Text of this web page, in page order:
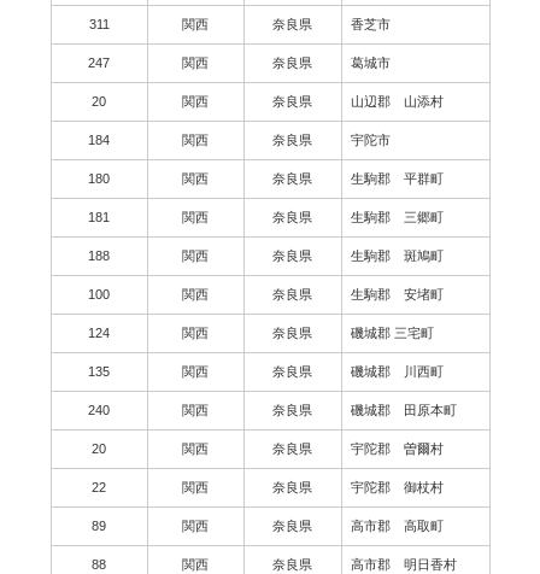
311 関西 奈良県 香芝市
247 関西 奈良県 葛城市
20 関西 奈良県 山辺郡 山添村
184 関西 奈良県 宇陀市
180 関西 奈良県 生駒郡 平群町
181 関西 奈良県 生駒郡 三郷町
188 関西 奈良県 生駒郡 斑鳩町
100 関西 奈良県 生駒郡 安堵町
124 関西 奈良県 磯城郡 三宅町
135 関西 奈良県 磯城郡 川西町
240 関西 奈良県 磯城郡 田原本町
20 関西 奈良県 宇陀郡 曽爾村
22 関西 奈良県 宇陀郡 御杖村
89 関西 奈良県 高市郡 高取町
88 関西 奈良県 高市郡 明日香村